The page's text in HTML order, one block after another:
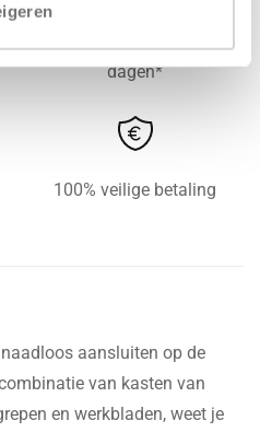
dagen*
100% veilige betaling
aansluiten op de
van kasten van
en werkbladen, weet je